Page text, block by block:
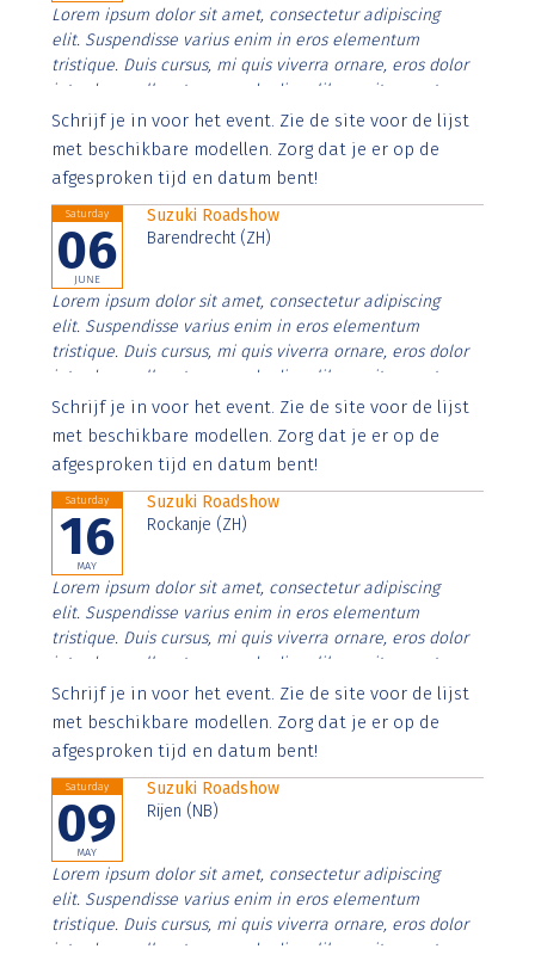
Lorem ipsum dolor sit amet, consectetur adipiscing
elit. Suspendisse varius enim in eros elementum
tristique. Duis cursus, mi quis viverra ornare, eros dolor
interdum nulla, ut commodo diam libero vitae erat.
Aenean faucibus nibh et justo cursus id rutrum lorem
imperdiet. Nunc ut sem vitae risus tristique posuere.
Schrijf je in voor het event. Zie de site voor de lijst
met beschikbare modellen. Zorg dat je er op de
afgesproken tijd en datum bent!
Saturday
06
JUNE
Suzuki Roadshow
Barendrecht (ZH)
Lorem ipsum dolor sit amet, consectetur adipiscing
elit. Suspendisse varius enim in eros elementum
tristique. Duis cursus, mi quis viverra ornare, eros dolor
interdum nulla, ut commodo diam libero vitae erat.
Aenean faucibus nibh et justo cursus id rutrum lorem
imperdiet. Nunc ut sem vitae risus tristique posuere.
Schrijf je in voor het event. Zie de site voor de lijst
met beschikbare modellen. Zorg dat je er op de
afgesproken tijd en datum bent!
Saturday
16
MAY
Suzuki Roadshow
Rockanje (ZH)
Lorem ipsum dolor sit amet, consectetur adipiscing
elit. Suspendisse varius enim in eros elementum
tristique. Duis cursus, mi quis viverra ornare, eros dolor
interdum nulla, ut commodo diam libero vitae erat.
Aenean faucibus nibh et justo cursus id rutrum lorem
imperdiet. Nunc ut sem vitae risus tristique posuere.
Schrijf je in voor het event. Zie de site voor de lijst
met beschikbare modellen. Zorg dat je er op de
afgesproken tijd en datum bent!
Saturday
09
MAY
Suzuki Roadshow
Rijen (NB)
Lorem ipsum dolor sit amet, consectetur adipiscing
elit. Suspendisse varius enim in eros elementum
tristique. Duis cursus, mi quis viverra ornare, eros dolor
interdum nulla, ut commodo diam libero vitae erat.